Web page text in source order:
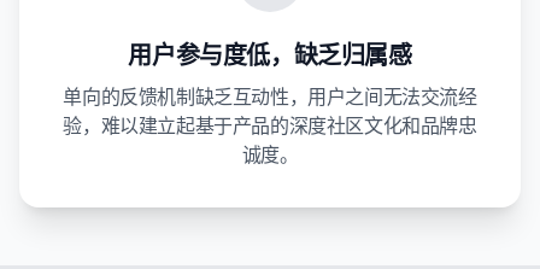
用户参与度低，缺乏归属感
单向的反馈机制缺乏互动性，用户之间无法交流经
验，难以建立起基于产品的深度社区文化和品牌忠
诚度。